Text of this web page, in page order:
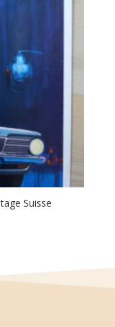
Suisse